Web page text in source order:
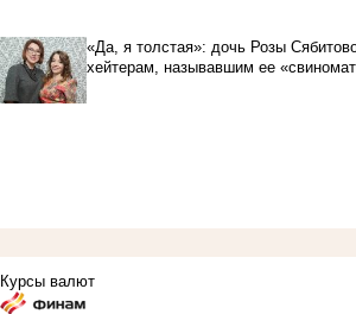
«Да, я толстая»: дочь Розы
хейтерам, называвшим ее
Курсы валют